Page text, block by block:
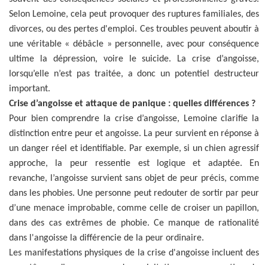
Selon Lemoine, cela peut provoquer des ruptures familiales, des
divorces, ou des pertes d'emploi. Ces troubles peuvent aboutir à
une véritable « débâcle » personnelle, avec pour conséquence
ultime la dépression, voire le suicide. La crise d’angoisse,
lorsqu’elle n’est pas traitée, a donc un potentiel destructeur
important.
Crise d’angoisse et attaque de panique : quelles différences ?
Pour bien comprendre la crise d’angoisse, Lemoine clarifie la
distinction entre peur et angoisse. La peur survient en réponse à
un danger réel et identifiable. Par exemple, si un chien agressif
approche, la peur ressentie est logique et adaptée. En
revanche, l’angoisse survient sans objet de peur précis, comme
dans les phobies. Une personne peut redouter de sortir par peur
d’une menace improbable, comme celle de croiser un papillon,
dans des cas extrêmes de phobie. Ce manque de rationalité
dans l'angoisse la différencie de la peur ordinaire.
Les manifestations physiques de la crise d'angoisse incluent des